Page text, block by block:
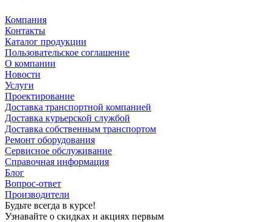
Компания
Контакты
Каталог продукции
Пользовательское соглашение
О компании
Новости
Услуги
Проектирование
Доставка транспортной компанией
Доставка курьерской службой
Доставка собственным транспортом
Ремонт оборудования
Сервисное обслуживание
Справочная информация
Блог
Вопрос-ответ
Производители
Будьте всегда в курсе!
Узнавайте о скидках и акциях первым